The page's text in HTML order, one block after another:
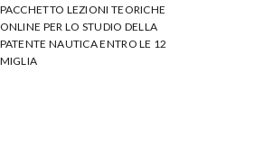
PACCHETTO LEZIONI TEORICHE
ONLINE PER LO STUDIO DELLA
PATENTE NAUTICA ENTRO LE 12
MIGLIA